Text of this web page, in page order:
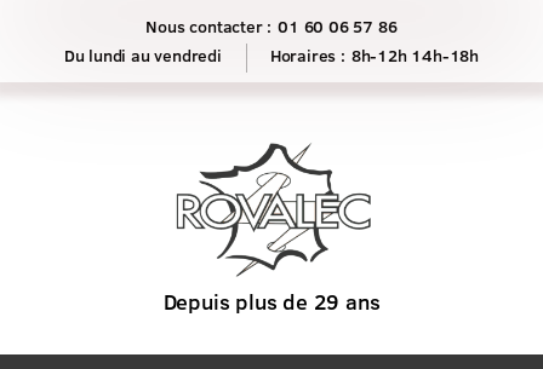
Nous contacter : 01 60 06 57 86
Horaires : 8h-12h 14h-18h